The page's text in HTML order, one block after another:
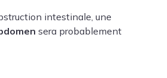
intestinale, une
sera probablement